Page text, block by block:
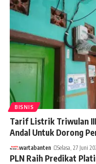
BISNIS
Tarif Listrik Triwulan
Andal Untuk Dorong
wartabanten Selasa, 27 Juni
PLN Raih Predikat